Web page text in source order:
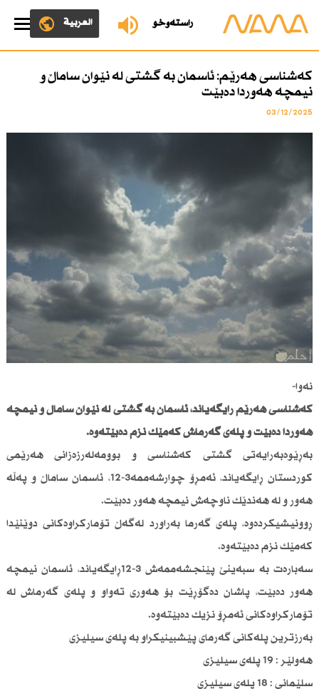
ڕاستەوخۆ العربية
كەشناسی هەرێم: ئاسمان بە گشتی لە نێوان ساماڵ و
نیمچە هەوردا دەبێت
03/12/2025
نەوا-
كەشناسی هەرێم ڕایگەیاند، ئاسمان بە گشتی لە نێوان ساماڵ و نیمچە
هەوردا دەبێت و پلەی گەرماش كەمێك نزم دەبێتەوە.
بەڕێوەبەرایەتی گشتی كەشناسی و بوومەلەرزەزانی هەرێمی
كوردستان ڕایگەیاند، ئەمڕۆ چوارشەممە3-12، ئاسمان ساماڵ و پەڵە
هەور و لە هەندێك ناوچەش نیمچە هەور دەبێت.
ڕوونیشیكردەوە، پلەی گەرما بەراورد لەگەڵ تۆماركراوەكانی دوێنێدا
كەمێك نزم دەبێتەوە.
سەبارەت بە سبەینێ پێنجشەممەش 3-12ڕایگەیاند، ئاسمان نیمچە
هەور دەبێت، پاشان دەگۆڕێت بۆ هەوری تەواو و پلەی گەرماش لە
تۆماركراوەكانی ئەمڕۆ نزیك دەبێتەوە.
بەرزترین پلەكانی گەرمای پێشبینیكراو بە پلەی سیلیزی
هەولێر : 19 پلەی سیلیزی
سلێمانی : 18 پلەی سیلیزی